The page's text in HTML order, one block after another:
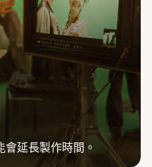
延長製作時間。